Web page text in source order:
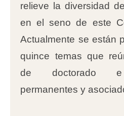
relieve la diversidad
en el seno de este
Actualmente se están
quince temas que
de doctorado e
permanentes y